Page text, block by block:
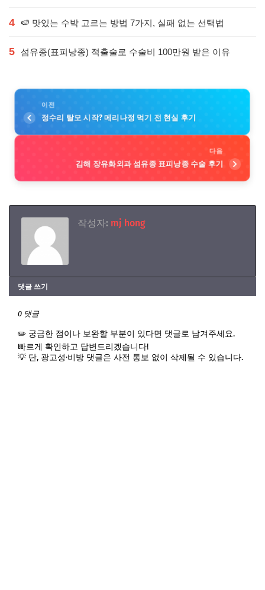
4 🍉 맛있는 수박 고르는 방법 7가지, 실패 없는 선택법
5 섬유종(표피낭종) 적출술로 수술비 100만원 받은 이유
이전
정수리 탈모 시작? 메리나정 먹기 전 현실 후기
다음
김해 장유화외과 섬유종 표피낭종 수술 후기
작성자: mj hong
댓글 쓰기
0 댓글
✏️ 궁금한 점이나 보완할 부분이 있다면 댓글로 남겨주세요.
빠르게 확인하고 답변드리겠습니다!
💡 단, 광고성·비방 댓글은 사전 통보 없이 삭제될 수 있습니다.